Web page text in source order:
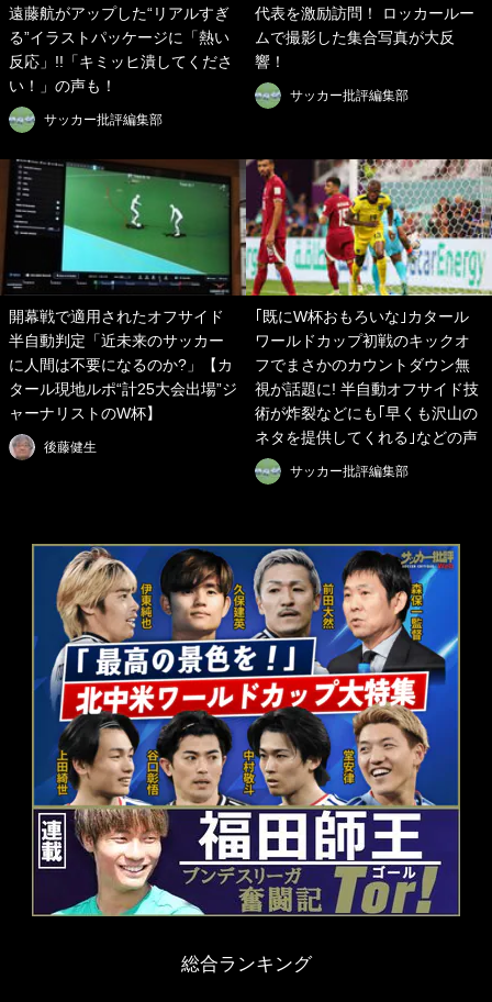
遠藤航がアップした“リアルすぎ
る”イラストパッケージに「熱い
反応」!!「キミッヒ潰してくださ
い！」の声も！
サッカー批評編集部
代表を激励訪問！ ロッカールー
ムで撮影した集合写真が大反
響！
サッカー批評編集部
開幕戦で適用されたオフサイド
半自動判定「近未来のサッカー
に人間は不要になるのか?」【カ
タール現地ルポ“計25大会出場”ジ
ャーナリストのW杯】
後藤健生
｢既にW杯おもろいな｣カタール
ワールドカップ初戦のキックオ
フでまさかのカウントダウン無
視が話題に! 半自動オフサイド技
術が炸裂などにも｢早くも沢山の
ネタを提供してくれる｣などの声
サッカー批評編集部
総合ランキング